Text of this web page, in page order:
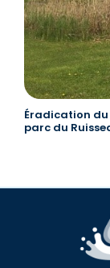
Éradication
parc du